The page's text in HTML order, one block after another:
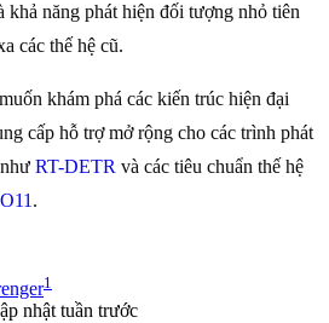
năng phát hiện đối tượng nhỏ tiên
các thế hệ cũ.
khám phá các kiến trúc hiện đại
cấp hỗ trợ mở rộng cho các trình phát
RT-DETR và các tiêu chuẩn thế hệ
.
1
nhật tuần trước